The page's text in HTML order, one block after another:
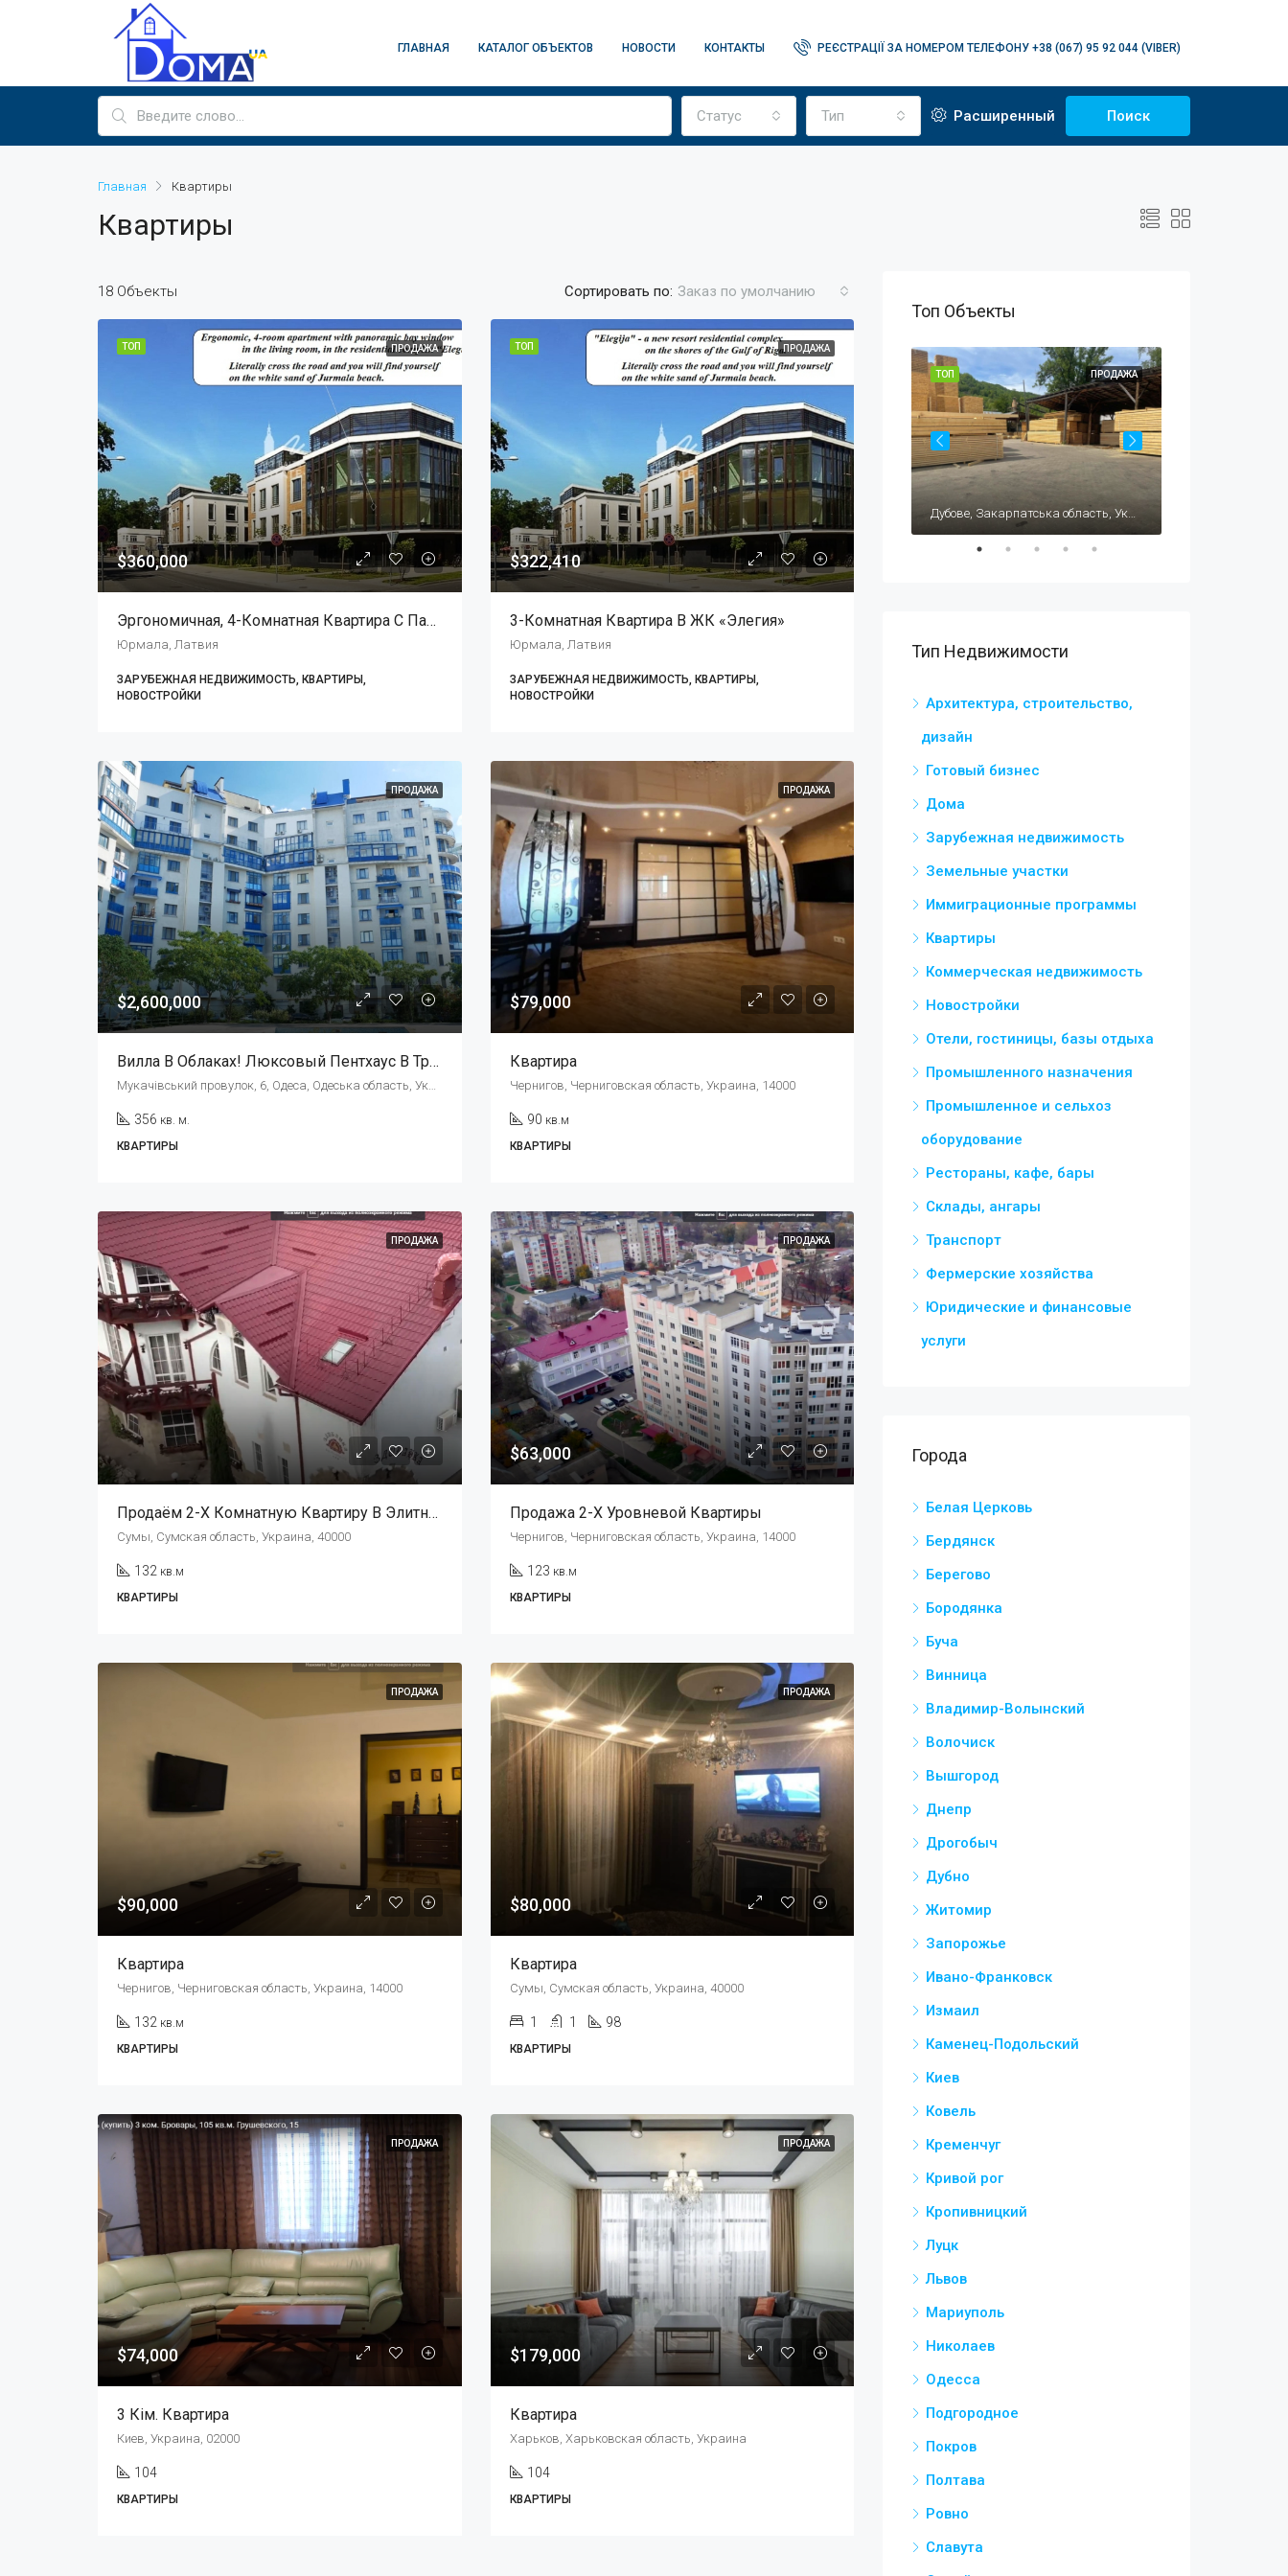
ГЛАВНАЯ КАТАЛОГ ОБЪЕКТОВ НОВОСТИ КОНТАКТЫ РЕЄСТРАЦІЇ ЗА НОМЕРОМ ТЕЛЕФОНУ +38 (067) 95 92 044 (VIBER)
Статус Тип Расширенный Поиск
Главная Квартиры
Квартиры
18 Объекты Сортировать по: Заказ по умолчанию
ТОП ПРОДАЖА
$360,000
Эргономичная, 4-Комнатная Квартира С Панорамным Эркером В Гостиной, В Курортном Комплексе “Elegija”:
Юрмала, Латвия
ЗАРУБЕЖНАЯ НЕДВИЖИМОСТЬ, КВАРТИРЫ,
НОВОСТРОЙКИ
ТОП ПРОДАЖА
$322,410
3-Комнатная Квартира В ЖК «Элегия»
Юрмала, Латвия
ЗАРУБЕЖНАЯ НЕДВИЖИМОСТЬ, КВАРТИРЫ,
НОВОСТРОЙКИ
ПРОДАЖА
$2,600,000
Вилла В Облаках! Люксовый Пентхаус В Три Этажа, С Панорамным Видом На Море. (Аркадия, Одесса)
Мукачівський провулок, 6, Одеса, Одеська область, Украина, 65000
356 кв. м.
КВАРТИРЫ
ПРОДАЖА
$79,000
Квартира
Чернигов, Черниговская область, Украина, 14000
90 кв.м
КВАРТИРЫ
ПРОДАЖА
Продаём 2-Х Комнатную Квартиру В Элитном Доме По Ул. Заливная.
Сумы, Сумская область, Украина, 40000
132 кв.м
КВАРТИРЫ
ПРОДАЖА
$63,000
Продажа 2-Х Уровневой Квартиры
Чернигов, Черниговская область, Украина, 14000
123 кв.м
КВАРТИРЫ
ПРОДАЖА
$90,000
Квартира
Чернигов, Черниговская область, Украина, 14000
132 кв.м
КВАРТИРЫ
ПРОДАЖА
$80,000
Квартира
Сумы, Сумская область, Украина, 40000
1 1 98
КВАРТИРЫ
ПРОДАЖА
$74,000
3 Кім. Квартира
Киев, Украина, 02000
104
КВАРТИРЫ
ПРОДАЖА
$179,000
Квартира
Харьков, Харьковская область, Украина
104
КВАРТИРЫ
Топ Объекты
ТОП
$169,000
ПРОДАЖА
ТОП
Тип Недвижимости
Архитектура, строительство,
дизайн
Готовый бизнес
Дома
Зарубежная недвижимость
Земельные участки
Иммиграционные программы
Квартиры
Коммерческая недвижимость
Новостройки
Отели, гостиницы, базы отдыха
Промышленного назначения
Промышленное и сельхоз
оборудование
Рестораны, кафе, бары
Склады, ангары
Транспорт
Фермерские хозяйства
Юридические и финансовые
услуги
Города
Белая Церковь
Бердянск
Берегово
Бородянка
Буча
Винница
Владимир-Волынский
Волочиск
Вышгород
Днепр
Дрогобыч
Дубно
Житомир
Запорожье
Ивано-Франковск
Измаил
Каменец-Подольский
Киев
Ковель
Кременчуг
Кривой рог
Кропивницкий
Луцк
Львов
Мариуполь
Николаев
Одесса
Подгородное
Покров
Полтава
Ровно
Славута